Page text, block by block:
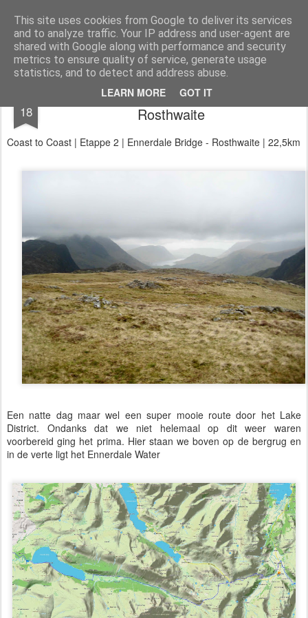
This site uses cookies from Google to deliver its services
and to analyze traffic. Your IP address and user-agent are
shared with Google along with performance and security
metrics to ensure quality of service, generate usage
statistics, and to detect and address abuse.
LEARN MORE GOT IT
Aan de wind een wandelblog
Kaart Dagtochten LAW's Buitenland E2 E9 GR12
18
Coast to Coast Ennerdale Bridge -
Rosthwaite
Coast to Coast | Etappe 2 | Ennerdale Bridge - Rosthwaite | 22,5km
Een natte dag maar wel een super mooie route door het Lake
District. Ondanks dat we niet helemaal op dit weer waren
voorbereid ging het prima. Hier staan we boven op de bergrug en
in de verte ligt het Ennerdale Water